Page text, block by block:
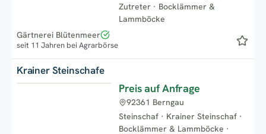
Zutreter · Bocklämmer &
Lammböcke
Gärtnerei Blütenmeer
seit 11 Jahren bei Agrarbörse
Krainer Steinschafe
Preis auf Anfrage
Steinschaf · Krainer Steinschaf ·
Bocklämmer & Lammböcke ·
92361 Berngau